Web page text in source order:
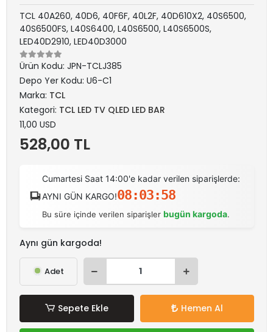
TCL 40A260, 40D6, 40F6F, 40L2F, 40D610X2, 40S6500,
40S6500FS, L40S6400, L40S6500, L40S6500S,
LED40D2910, LED40D3000
Ürün Kodu: JPN-TCLJ385
Depo Yer Kodu: U6-C1
Marka: TCL
Kategori: TCL LED TV QLED LED BAR
11,00 USD
528,00 TL
Cumartesi Saat 14:00'e kadar verilen siparişlerde:
AYNI GÜN KARGO!08:03:58
Bu süre içinde verilen siparişler bugün kargoda.
Aynı gün kargoda!
Adet
Sepete Ekle Hemen Al